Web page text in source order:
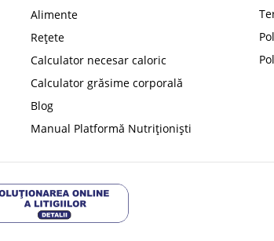
Alimente
Rețete
Calculator necesar caloric
Calculator grăsime corporală
Blog
Manual Platformă Nutriționiști